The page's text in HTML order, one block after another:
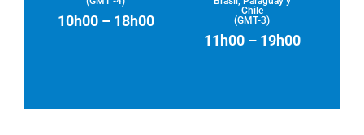
10h00 – 18h00
Chile
(GMT-3)
11h00 – 19h00